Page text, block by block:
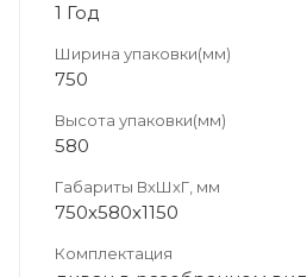
1 Год
Ширина упаковки(мм)
750
Высота упаковки(мм)
580
Габариты ВхШхГ, мм
750х580х1150
Комплектация